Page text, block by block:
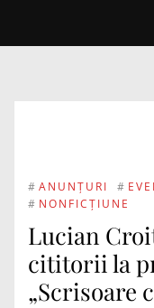
# ANUNȚURI #
# NONFICȚIUNE
Lucian
cititorii la
„Scrisoare